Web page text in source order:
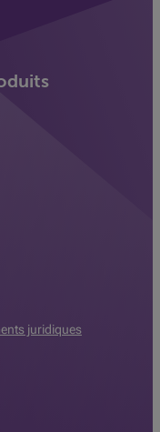
juridiques